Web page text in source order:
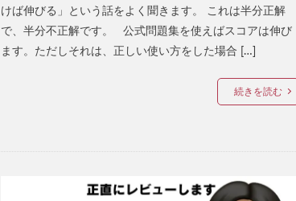
けば伸びる」という話をよく聞きます。 これは半分正解
で、半分不正解です。 公式問題集を使えばスコアは伸び
ます。ただしそれは、正しい使い方をした場合 […]
続きを読む